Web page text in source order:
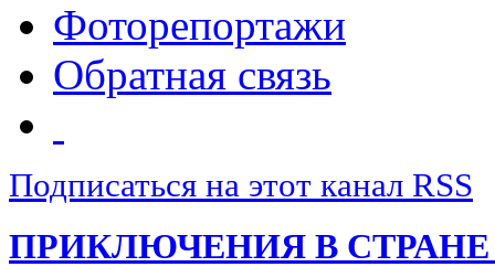
Фоторепортажи
Обратная связь
Подписаться на этот канал RSS
ПРИКЛЮЧЕНИЯ В